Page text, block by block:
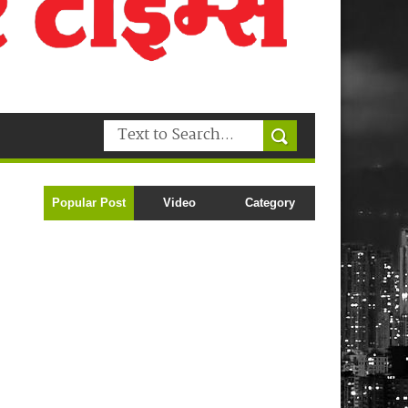
Popular Post Video Category